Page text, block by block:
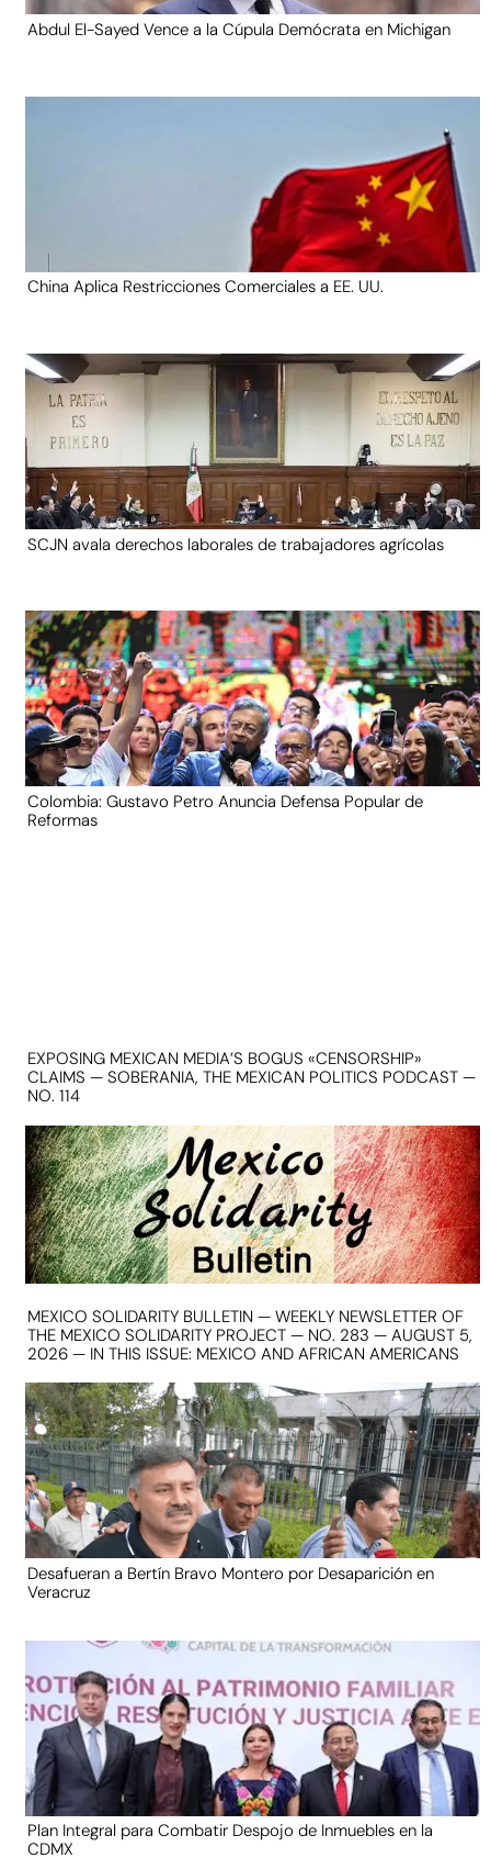
Abdul El-Sayed Vence a la Cúpula Demócrata en Michigan
China Aplica Restricciones Comerciales a EE. UU.
SCJN avala derechos laborales de trabajadores agrícolas
Colombia: Gustavo Petro Anuncia Defensa Popular de
Reformas
EXPOSING MEXICAN MEDIA’S BOGUS «CENSORSHIP»
CLAIMS — SOBERANIA, THE MEXICAN POLITICS PODCAST —
NO. 114
MEXICO SOLIDARITY BULLETIN — WEEKLY NEWSLETTER OF
THE MEXICO SOLIDARITY PROJECT — NO. 283 — AUGUST 5,
2026 — IN THIS ISSUE: MEXICO AND AFRICAN AMERICANS
Desafueran a Bertín Bravo Montero por Desaparición en
Veracruz
Plan Integral para Combatir Despojo de Inmuebles en la
CDMX